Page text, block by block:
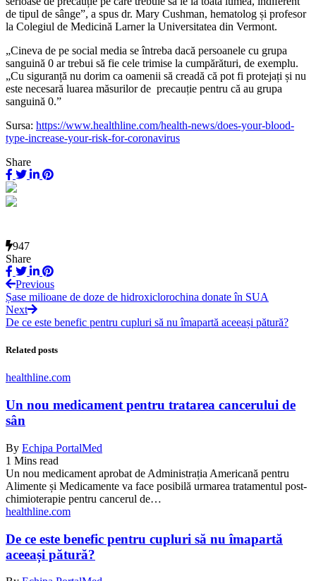
de tipul de sânge”, a spus dr. Mary Cushman, hematolog și profesor
la Colegiul de Medicină Larner la Universitatea din Vermont.
„Cineva de pe social media se întreba dacă persoanele cu grupa
sanguină 0 ar trebui să fie cele trimise la cumpărături, de exemplu.
„Cu siguranță nu dorim ca oamenii să creadă că pot fi protejați și nu
este necesară luarea măsurilor de precauție pentru că au grupa
sanguină 0.”
Sursa: https://www.healthline.com/health-news/does-your-blood-
type-increase-your-risk-for-coronavirus
Share
947
Share
Previous
Șase milioane de doze de hidroxiclorochina donate în SUA
Next
De ce este benefic pentru cupluri să nu îmapartă aceeași pătură?
Related posts
healthline.com
Un nou medicament pentru tratarea cancerului de
sân
By Echipa PortalMed
1 Mins read
Un nou medicament aprobat de Administrația Americană pentru
Alimente și Medicamente va face posibilă urmarea tratamentul post-
chimioterapie pentru cancerul de…
healthline.com
De ce este benefic pentru cupluri să nu îmapartă
aceeași pătură?